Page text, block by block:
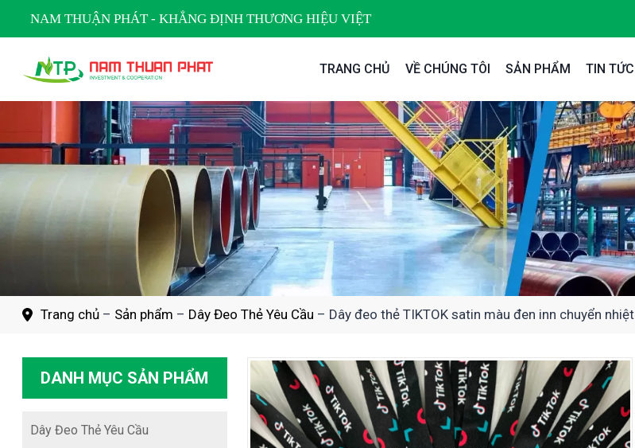
NAM THUẬN PHÁT - KHẲNG ĐỊNH THƯƠNG HIỆU VIỆT
TRANG CHỦ VỀ CHÚNG TÔI SẢN PHẨM TIN TỨC
Trang chủ– Sản phẩm – Dây Đeo Thẻ Yêu Cầu – Dây đeo thẻ TIKTOK satin màu đen inn chuyển nhiệt
DANH MỤC SẢN PHẨM
Dây Đeo Thẻ Yêu Cầu